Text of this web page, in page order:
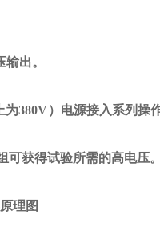
输出。
为380V）电源接入系列操
获得试验所需的高电压。
理图